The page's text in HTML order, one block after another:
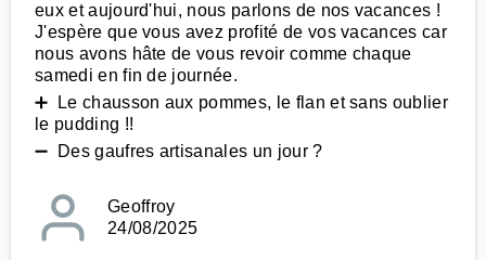
eux et aujourd'hui, nous parlons de nos vacances !
J'espère que vous avez profité de vos vacances car
nous avons hâte de vous revoir comme chaque
samedi en fin de journée.
➕ Le chausson aux pommes, le flan et sans oublier
le pudding !!
➖ Des gaufres artisanales un jour ?
Geoffroy
24/08/2025